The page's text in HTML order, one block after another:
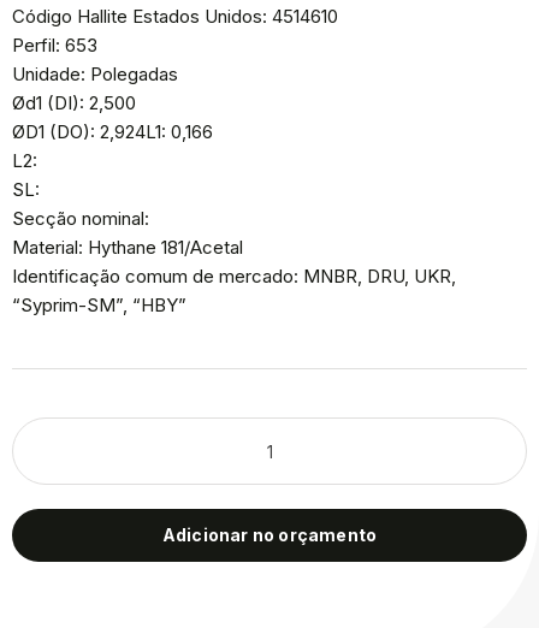
Código Hallite Estados Unidos: 4514610
Perfil: 653
Unidade: Polegadas
Ød1 (DI): 2,500
ØD1 (DO): 2,924L1: 0,166
L2:
SL:
Secção nominal:
Material: Hythane 181/Acetal
Identificação comum de mercado: MNBR, DRU, UKR,
“Syprim-SM”, “HBY”
Adicionar no orçamento